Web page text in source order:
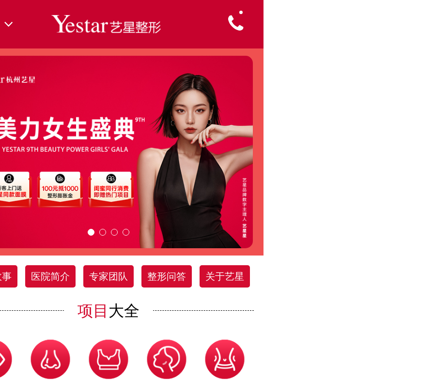
事 医院简介 专家团队 整形问答 关于艺星
项目 大全